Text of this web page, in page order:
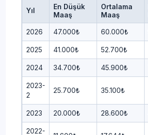
Yıl
En Düşük
Maaş
Ortalama
Maaş
2026 47.000₺ 60.000₺
2025 41.000₺ 52.700₺
2024 34.700₺ 45.900₺
2023-
2
25.700₺ 35.100₺
2023 20.000₺ 28.600₺
2022-